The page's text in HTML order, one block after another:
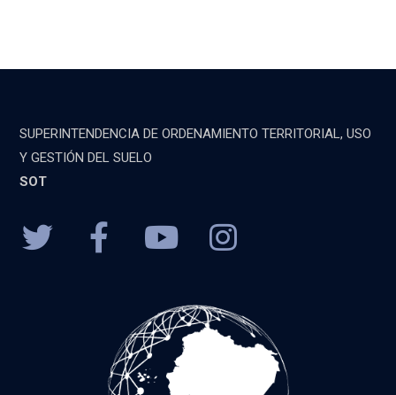
SUPERINTENDENCIA DE ORDENAMIENTO TERRITORIAL, USO
Y GESTIÓN DEL SUELO
SOT